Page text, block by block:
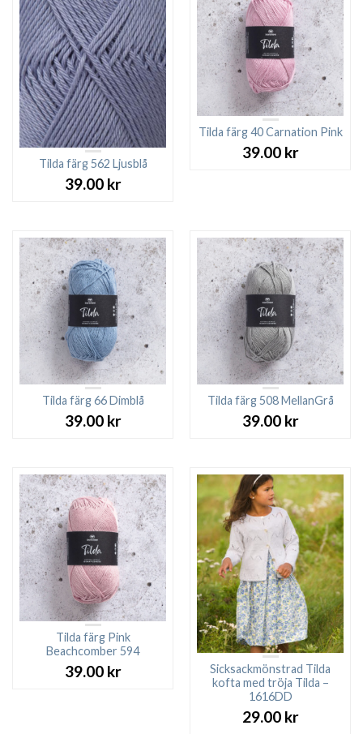
Tilda färg 562 Ljusblå
39.00 kr
Tilda färg 40 Carnation Pink
39.00 kr
Tilda färg 66 Dimblå
39.00 kr
Tilda färg 508 MellanGrå
39.00 kr
Tilda färg Pink
Beachcomber 594
39.00 kr
Sicksackmönstrad Tilda
kofta med tröja Tilda –
1616DD
29.00 kr